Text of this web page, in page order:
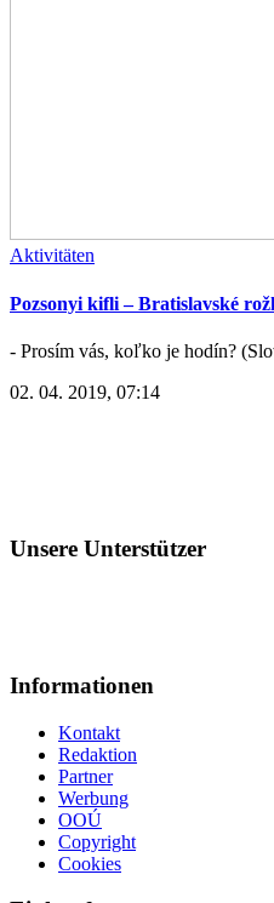
Aktivitäten
Pozsonyi kifli – Bratislavské
- Prosím vás, koľko je hodín?
02. 04. 2019, 07:14
Unsere Unterstützer
Informationen
Kontakt
Redaktion
Partner
Werbung
OOÚ
Copyright
Cookies